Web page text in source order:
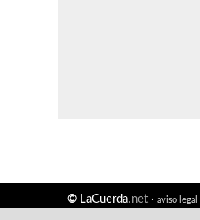
©LaCuerda.net· aviso legal